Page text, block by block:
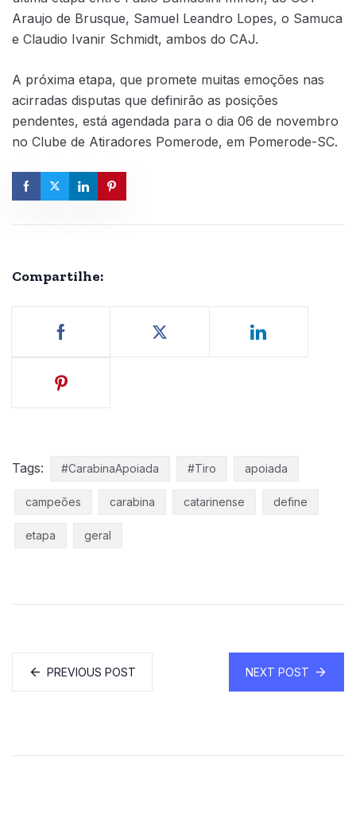
Araujo de Brusque, Samuel Leandro Lopes, o Samuca
e Claudio Ivanir Schmidt, ambos do CAJ.
A próxima etapa, que promete muitas emoções nas
acirradas disputas que definirão as posições
pendentes, está agendada para o dia 06 de novembro
no Clube de Atiradores Pomerode, em Pomerode-SC.
Compartilhe:
Tags: #CarabinaApoiada #Tiro apoiada
campeões carabina catarinense define
etapa geral
PREVIOUS POST NEXT POST